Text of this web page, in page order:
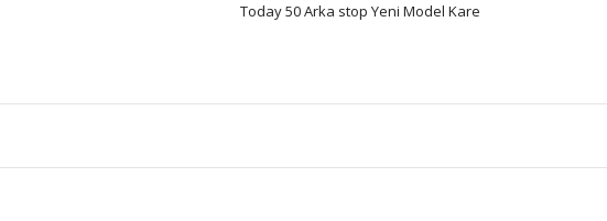
Today 50 Arka stop Yeni Model Kare